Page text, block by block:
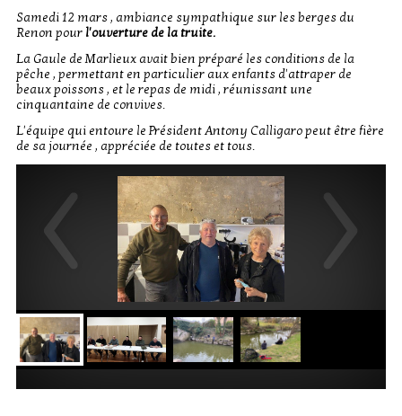
Samedi 12 mars , ambiance sympathique sur les berges du
Renon pour l'ouverture de la truite.
La Gaule de Marlieux avait bien préparé les conditions de la
pêche , permettant en particulier aux enfants d'attraper de
beaux poissons , et le repas de midi , réunissant une
cinquantaine de convives.
L'équipe qui entoure le Président Antony Calligaro peut être fière
de sa journée , appréciée de toutes et tous.